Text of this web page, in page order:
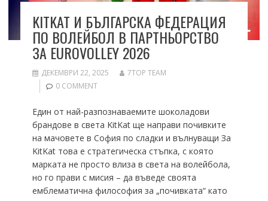
KITKAT И БЪЛГАРСКА ФЕДЕРАЦИЯ
ПО ВОЛЕЙБОЛ В ПАРТНЬОРСТВО
ЗА EUROVOLLEY 2026
ДЕКЕМВРИ 22, 2025
7TOP TEAM
0 COMMENT
Един от най-разпознаваемите шоколадови
брандове в света KitKat ще направи почивките
на мачовете в София по сладки и вълнуващи За
KitKat това е стратегическа стъпка, с която
марката не просто влиза в света на волейбола,
но го прави с мисия – да въведе своята
емблематична философия за „почивката“ като